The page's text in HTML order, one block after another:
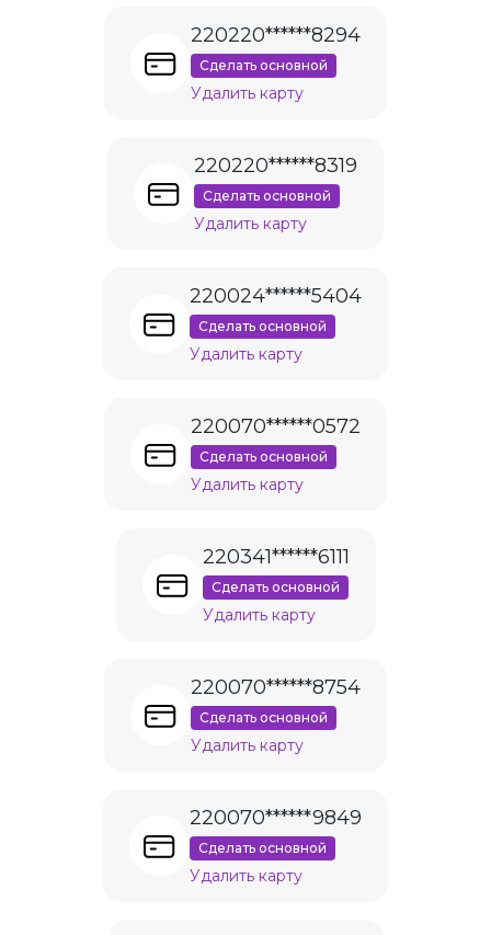
220220******8294
Сделать основной
Удалить карту
220220******8319
Сделать основной
Удалить карту
220024******5404
Сделать основной
Удалить карту
220070******0572
Сделать основной
Удалить карту
220341******6111
Сделать основной
Удалить карту
220070******8754
Сделать основной
Удалить карту
220070******9849
Сделать основной
Удалить карту